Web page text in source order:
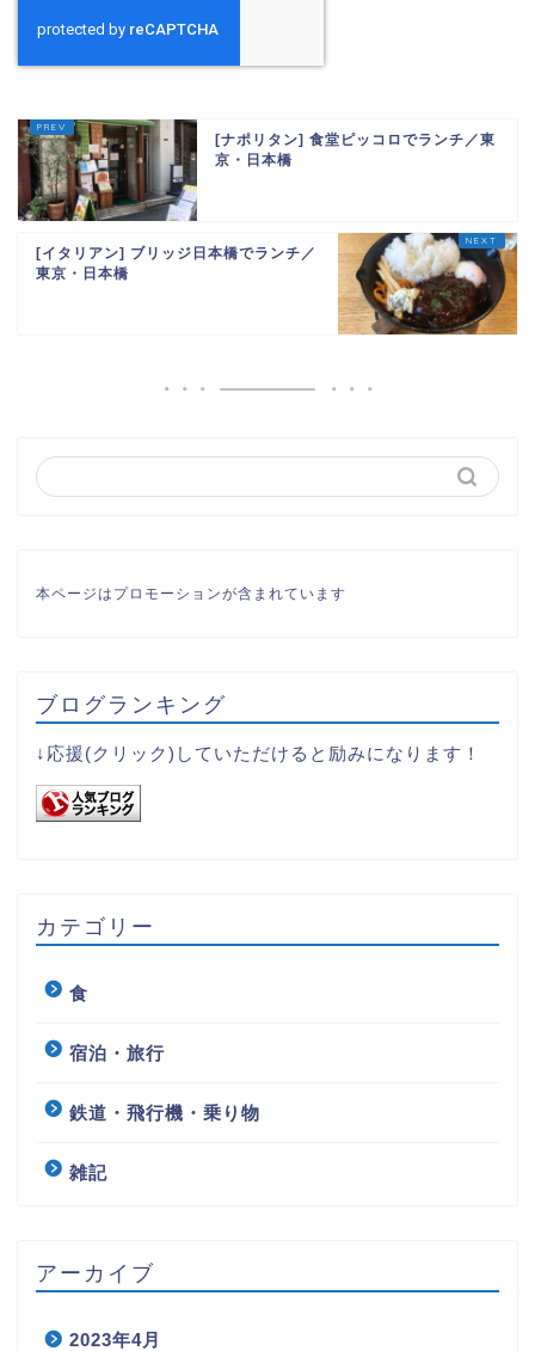
[ナポリタン] 食堂ピッコロでランチ／東
京・日本橋
[イタリアン] ブリッジ日本橋でランチ／
東京・日本橋
本ページはプロモーションが含まれています
ブログランキング
↓応援(クリック)していただけると励みになります！
カテゴリー
食
宿泊・旅行
鉄道・飛行機・乗り物
雑記
アーカイブ
2023年4月